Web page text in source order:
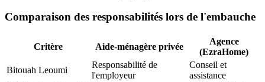
Comparaison des responsabilités lors de l'embauche
Critère Aide-ménagère privée
Agence
(EzraHome)
Bitouah Leoumi
Responsabilité de
l'employeur
Conseil et
assistance